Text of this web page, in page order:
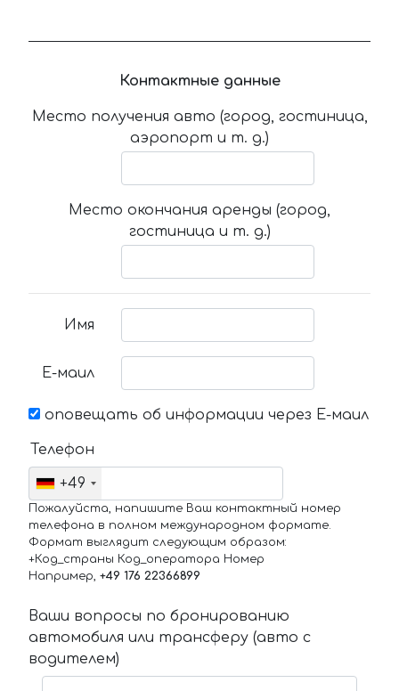
Контактные данные
Место получения авто (город, гостиница,
аэропорт и т. д.)
Место окончания аренды (город,
гостиница и т. д.)
Имя
Е-маил
оповещать об информации через Е-маил
Телефон
+49
Пожалуйста, напишите Ваш контактный номер
телефона в полном международном формате.
Формат выглядит следующим образом:
+Код_страны Код_оператора Номер
Например, +49 176 22366899
Ваши вопросы по бронированию
автомобиля или трансферу (авто с
водителем)